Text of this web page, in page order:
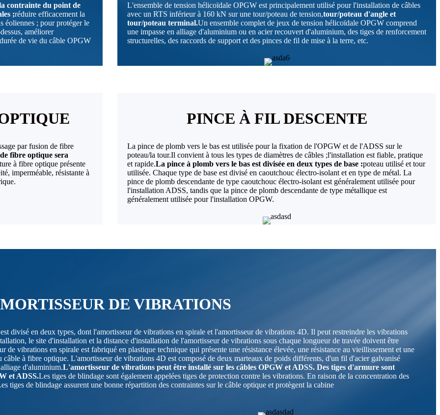
contrainte du point de
;réduire efficacement la
éoliennes ; pour protéger le
améliorer
de vie du câble OPGW
L'ensemble de tension hélicoïdale OPGW est principalement utilisé pour l'installation de câbles
avec un RTS inférieur à 160 kN sur une tour/poteau de tension,tour/poteau d'angle et
tour/poteau terminal.Un ensemble complet de jeux de tension hélicoïdale OPGW comprend
une impasse en alliage d'aluminium ou en acier recouvert d'aluminium, des tiges de renforcement
structurelles, des raccords de support et des pinces de fil de mise à la terre, etc.
par fusion de fibre
fibre optique sera
à fibre optique présente
imperméable, résistante à
PINCE À FIL DESCENTE
La pince de plomb vers le bas est utilisée pour la fixation de l'OPGW et de l'ADSS sur le
poteau/la tour.Il convient à tous les types de diamètres de câbles ;l'installation est fiable, pratique
et rapide.La pince à plomb vers le bas est divisée en deux types de base :poteau utilisé et tour
utilisée. Chaque type de base est divisé en caoutchouc électro-isolant et en type de métal. La
pince de plomb descendante de type caoutchouc électro-isolant est généralement utilisée pour
l'installation ADSS, tandis que la pince de plomb descendante de type métallique est
généralement utilisée pour l'installation OPGW.
DE VIBRATIONS
divisé en deux types, dont l'amortisseur de vibrations en spirale et l'amortisseur de vibrations 4D. Il peut restreindre les vibrations
le site d'installation et la distance d'installation de l'amortisseur de vibrations sous chaque longueur de travée doivent être
vibrations en spirale est fabriqué en plastique technique qui présente une résistance élevée, une résistance au vieillissement et une
câble à fibre optique. L'amortisseur de vibrations 4D est composé de deux marteaux de poids différents, d'un fil d'acier galvanisé
d'aluminium.L'amortisseur de vibrations peut être installé sur les câbles OPGW et ADSS. Des tiges d'armure sont
et ADSS.Les tiges de blindage sont également appelées tiges de protection contre les vibrations. En raison de la concentration des
tiges de blindage assurent une bonne répartition des contraintes sur le câble optique et protègent la cabine